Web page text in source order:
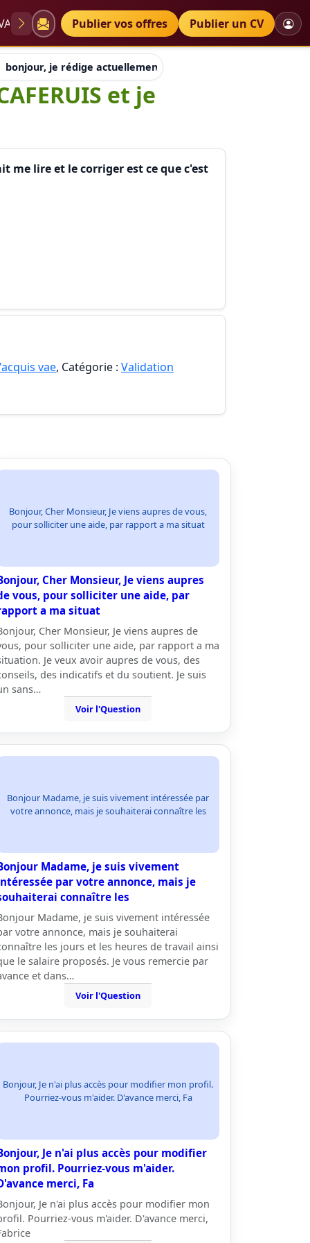
Diplômes Petites annonces
Publier vos offres Publier un CV
bonjour, je rédige actuellement mon livret 2 VAE CAFERUIS
et je
me lire et le corriger est ce que c'est
vae, Catégorie : Validation
Bonjour, Cher Monsieur, Je viens aupres de vous,
pour solliciter une aide, par rapport a ma situat
Cher Monsieur, Je viens aupres
vous, pour solliciter une aide, par
a ma situat
Cher Monsieur, Je viens aupres de
pour solliciter une aide, par rapport a ma
Je veux avoir aupres de vous, des
des indicatifs et du soutient. Je suis
sans…
Voir l'Question
Bonjour Madame, je suis vivement intéressée par
votre annonce, mais je souhaiterai connaître les
Madame, je suis vivement
par votre annonce, mais je
connaître les
Madame, je suis vivement intéressée
votre annonce, mais je souhaiterai
les jours et les heures de travail ainsi
le salaire proposés. Je vous remercie par
et dans…
Voir l'Question
Bonjour, Je n'ai plus accès pour modifier mon profil.
Pourriez-vous m'aider. D'avance merci, Fa
Je n'ai plus accès pour modifier
profil. Pourriez-vous m'aider.
merci, Fa
Je n'ai plus accès pour modifier mon
Pourriez-vous m'aider. D'avance merci,